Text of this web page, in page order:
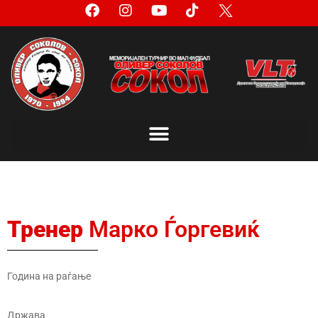
Тренер Марко Ѓоргевиќ
Година на раѓање
Држава